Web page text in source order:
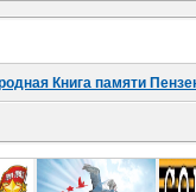
Книга памяти